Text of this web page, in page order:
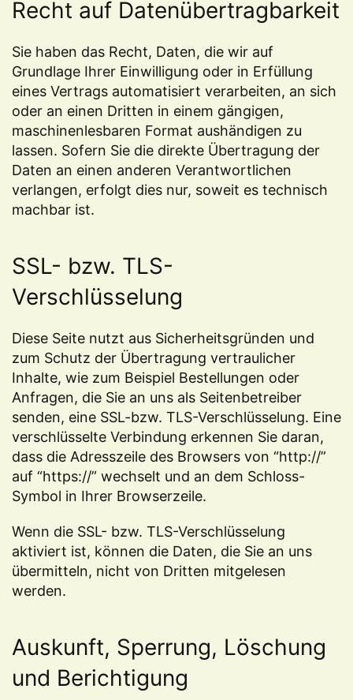
Recht auf Datenübertragbarkeit
Sie haben das Recht, Daten, die wir auf
Grundlage Ihrer Einwilligung oder in Erfüllung
eines Vertrags automatisiert verarbeiten, an sich
oder an einen Dritten in einem gängigen,
maschinenlesbaren Format aushändigen zu
lassen. Sofern Sie die direkte Übertragung der
Daten an einen anderen Verantwortlichen
verlangen, erfolgt dies nur, soweit es technisch
machbar ist.
SSL- bzw. TLS-
Verschlüsselung
Diese Seite nutzt aus Sicherheitsgründen und
zum Schutz der Übertragung vertraulicher
Inhalte, wie zum Beispiel Bestellungen oder
Anfragen, die Sie an uns als Seitenbetreiber
senden, eine SSL-bzw. TLS-Verschlüsselung. Eine
verschlüsselte Verbindung erkennen Sie daran,
dass die Adresszeile des Browsers von “http://”
auf “https://” wechselt und an dem Schloss-
Symbol in Ihrer Browserzeile.
Wenn die SSL- bzw. TLS-Verschlüsselung
aktiviert ist, können die Daten, die Sie an uns
übermitteln, nicht von Dritten mitgelesen
werden.
Auskunft, Sperrung, Löschung
und Berichtigung